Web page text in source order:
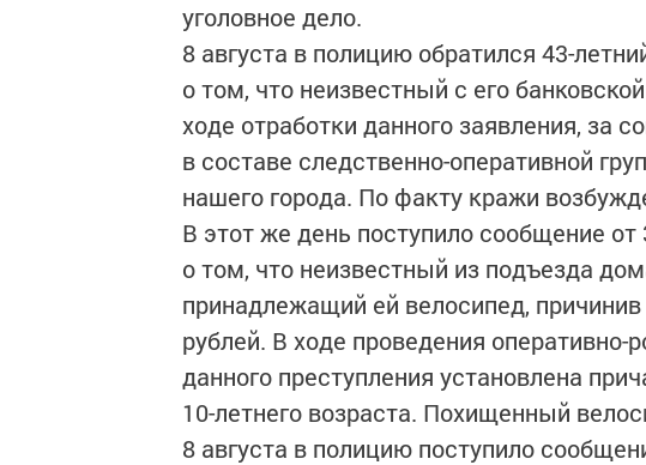
уголовное дело.
8 августа в полицию обратился 43-
о том, что неизвестный с его
ходе отработки данного заявления, за
в составе следственно-оперативной
нашего города. По факту кражи
В этот же день поступило сообщение
о том, что неизвестный из подъезда
принадлежащий ей велосипед,
рублей. В ходе проведения
данного преступления установлена
10-летнего возраста. Похищенный
8 августа в полицию поступило